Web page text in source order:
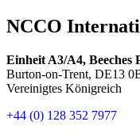
NCCO
Einheit A3/A4, Beeches
Burton-on-Trent, DE13
Vereinigtes Königreich
+44 (0) 128 352 7977